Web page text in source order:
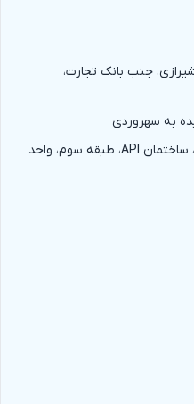
شیرازی، جنب بانک تجارت،
به سهروردی
امارات، دبی، بَر دبی، السوق الکبیر، ساختمان API، طبقه سوم، واحد